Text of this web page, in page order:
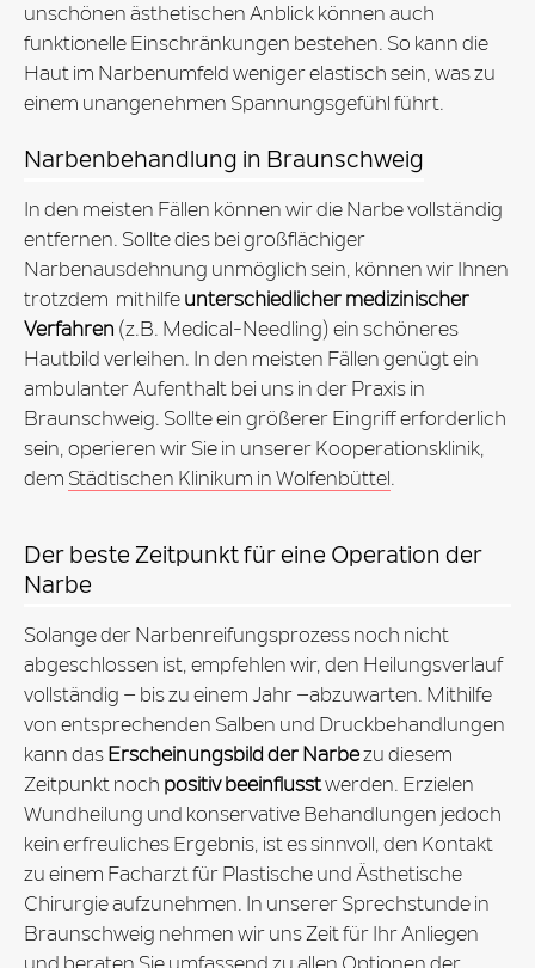
unschönen ästhetischen Anblick können auch
funktionelle Einschränkungen bestehen. So kann die
Haut im Narbenumfeld weniger elastisch sein, was zu
einem unangenehmen Spannungsgefühl führt.
Narbenbehandlung in Braunschweig
In den meisten Fällen können wir die Narbe vollständig
entfernen. Sollte dies bei großflächiger
Narbenausdehnung unmöglich sein, können wir Ihnen
trotzdem mithilfe unterschiedlicher medizinischer
Verfahren (z.B. Medical-Needling) ein schöneres
Hautbild verleihen. In den meisten Fällen genügt ein
ambulanter Aufenthalt bei uns in der Praxis in
Braunschweig. Sollte ein größerer Eingriff erforderlich
sein, operieren wir Sie in unserer Kooperationsklinik,
dem Städtischen Klinikum in Wolfenbüttel .
Der beste Zeitpunkt für eine Operation der
Narbe
Solange der Narbenreifungsprozess noch nicht
abgeschlossen ist, empfehlen wir, den Heilungsverlauf
vollständig – bis zu einem Jahr –abzuwarten. Mithilfe
von entsprechenden Salben und Druckbehandlungen
kann das Erscheinungsbild der Narbezu diesem
Zeitpunkt noch positiv beeinflusstwerden. Erzielen
Wundheilung und konservative Behandlungen jedoch
kein erfreuliches Ergebnis, ist es sinnvoll, den Kontakt
zu einem Facharzt für Plastische und Ästhetische
Chirurgie aufzunehmen. In unserer Sprechstunde in
Braunschweig nehmen wir uns Zeit für Ihr Anliegen